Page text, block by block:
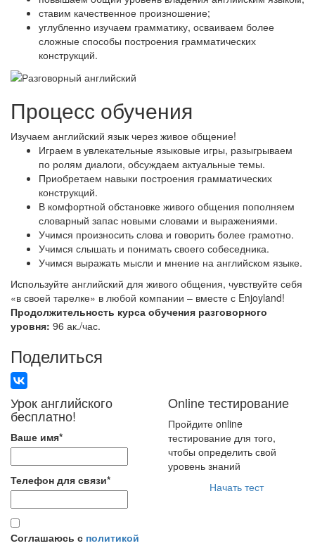
ставим качественное произношение;
углубленно изучаем грамматику, осваиваем более
сложные способы построения грамматических
конструкций.
Процесс обучения
Изучаем английский язык через живое общение!
Играем в увлекательные языковые игры, разыгрываем
по ролям диалоги, обсуждаем актуальные темы.
Приобретаем навыки построения грамматических
конструкций.
В комфортной обстановке живого общения пополняем
словарный запас новыми словами и выражениями.
Учимся произносить слова и говорить более грамотно.
Учимся слышать и понимать своего собеседника.
Учимся выражать мысли и мнение на английском языке.
Используйте английский для живого общения, чувствуйте себя
«в своей тарелке» в любой компании – вместе с Enjoyland!
Продолжительность курса обучения разговорного
уровня: 96 ак./час.
Поделиться
Урок английского
бесплатно!
Ваше имя*
Телефон для связи*
Соглашаюсь с политикой
Online тестирование
Пройдите online
тестирование для того,
чтобы определить свой
уровень знаний
Начать тест